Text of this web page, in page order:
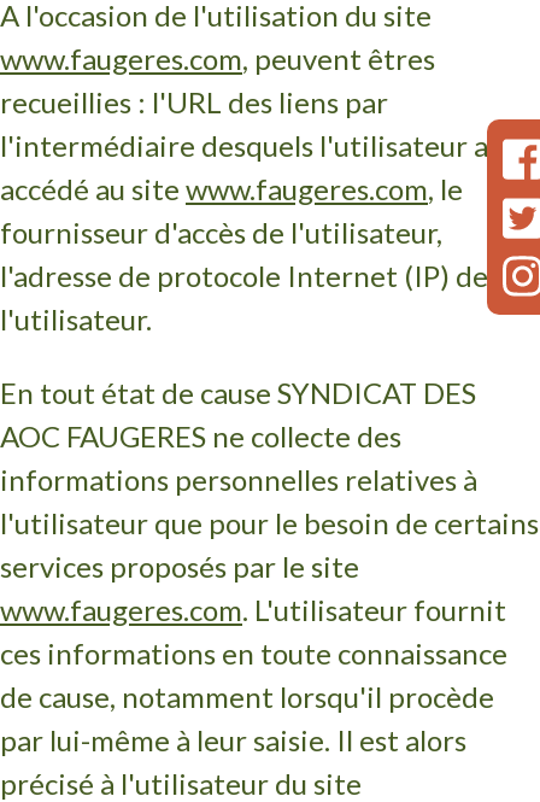
A l'occasion de l'utilisation du site
www.faugeres.com, peuvent êtres
recueillies : l'URL des liens par
l'intermédiaire desquels l'utilisateur a
accédé au site www.faugeres.com, le
fournisseur d'accès de l'utilisateur,
l'adresse de protocole Internet (IP) de
l'utilisateur.
En tout état de cause SYNDICAT DES
AOC FAUGERES ne collecte des
informations personnelles relatives à
l'utilisateur que pour le besoin de certains
services proposés par le site
www.faugeres.com. L'utilisateur fournit
ces informations en toute connaissance
de cause, notamment lorsqu'il procède
par lui-même à leur saisie. Il est alors
précisé à l'utilisateur du site